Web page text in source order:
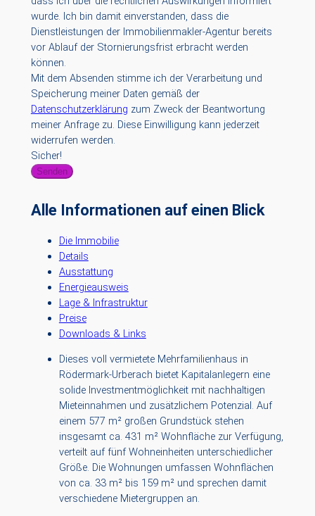
wurde. Ich bin damit einverstanden, dass die
Dienstleistungen der Immobilienmakler-Agentur bereits
vor Ablauf der Stornierungsfrist erbracht werden
können.
Mit dem Absenden stimme ich der Verarbeitung und
Speicherung meiner Daten gemäß der
Datenschutzerklärung zum Zweck der Beantwortung
meiner Anfrage zu. Diese Einwilligung kann jederzeit
widerrufen werden.
Sicher!
Senden
Alle Informationen auf einen Blick
Die Immobilie
Details
Ausstattung
Energieausweis
Lage & Infrastruktur
Preise
Downloads & Links
Dieses voll vermietete Mehrfamilienhaus in
Rödermark-Urberach bietet Kapitalanlegern eine
solide Investmentmöglichkeit mit nachhaltigen
Mieteinnahmen und zusätzlichem Potenzial. Auf
einem 577 m² großen Grundstück stehen
insgesamt ca. 431 m² Wohnfläche zur Verfügung,
verteilt auf fünf Wohneinheiten unterschiedlicher
Größe. Die Wohnungen umfassen Wohnflächen
von ca. 33 m² bis 159 m² und sprechen damit
verschiedene Mietergruppen an.